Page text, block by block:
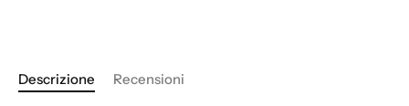
Descrizione Recensioni